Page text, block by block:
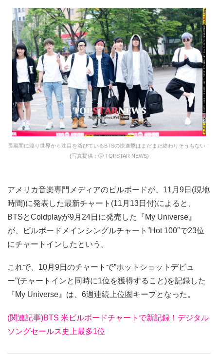
長期間に渡り世界から注目を浴びているBTSの快進撃はまだまだ終わりそうもない！
(写真提供：ⓒ TOPSTAR NEWS)
アメリカ音楽専門メディアのビルボードが、11月9日(現地
時間)に発表した最新チャート(11月13日付)によると、
BTSとColdplayが9月24日に発売した『My Universe』
が、ビルボードメインシングルチャート”Hot 100″で23位
にチャートインしたという。
これで、10月9日のチャートで”ホットショットデビュ
ー”(チャートインと同時に1位を獲得すること)を記録した
『My Universe』は、6週連続上位圏キープとなった。
(関連記事)BTS 米ビルボードチャートで新記録！デジタル
ソングセールス史上最多1位